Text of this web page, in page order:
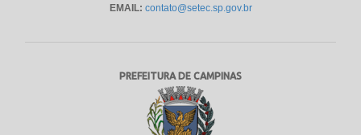
EMAIL: contato@setec.sp.gov.br
PREFEITURA DE CAMPINAS